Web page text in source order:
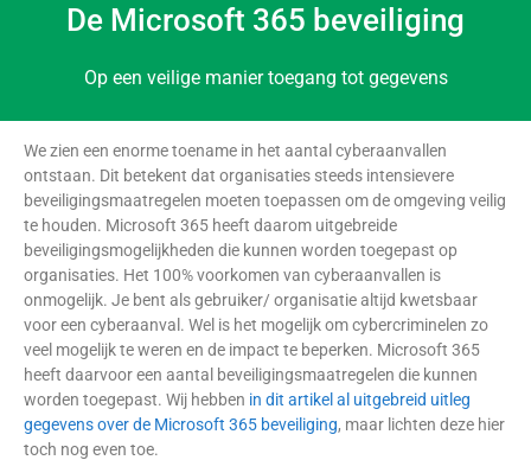
De Microsoft 365 beveiliging
Op een veilige manier toegang tot gegevens
We zien een enorme toename in het aantal cyberaanvallen
ontstaan. Dit betekent dat organisaties steeds intensievere
beveiligingsmaatregelen moeten toepassen om de omgeving veilig
te houden. Microsoft 365 heeft daarom uitgebreide
beveiligingsmogelijkheden die kunnen worden toegepast op
organisaties. Het 100% voorkomen van cyberaanvallen is
onmogelijk. Je bent als gebruiker/ organisatie altijd kwetsbaar
voor een cyberaanval. Wel is het mogelijk om cybercriminelen zo
veel mogelijk te weren en de impact te beperken. Microsoft 365
heeft daarvoor een aantal beveiligingsmaatregelen die kunnen
worden toegepast. Wij hebben in dit artikel al uitgebreid uitleg
gegevens over de Microsoft 365 beveiliging, maar lichten deze hier
toch nog even toe.